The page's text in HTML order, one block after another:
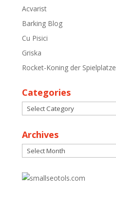
Acvarist
Barking Blog
Cu Pisici
Griska
Rocket-Koning der Spielplatze
Categories
Categories
Archives
Archives